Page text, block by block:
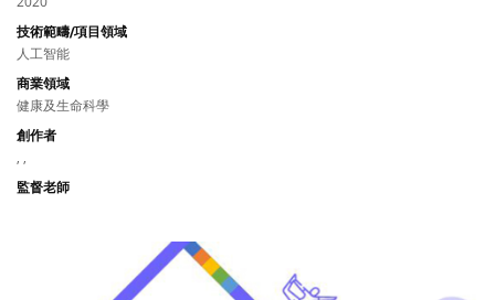
技術範疇/項目領域
人工智能
商業領域
健康及生命科學
創作者
, ,
監督老師